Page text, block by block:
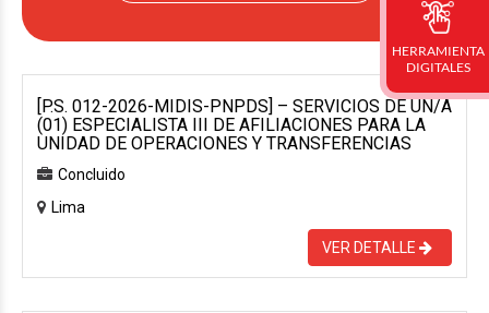
[P.S. 012-2026-MIDIS-PNPDS] – SERVICIOS DE UN/A
(01) ESPECIALISTA III DE AFILIACIONES PARA LA
UNIDAD DE OPERACIONES Y TRANSFERENCIAS
Concluido
Lima
VER DETALLE
HERRAMIENTA
DIGITALES